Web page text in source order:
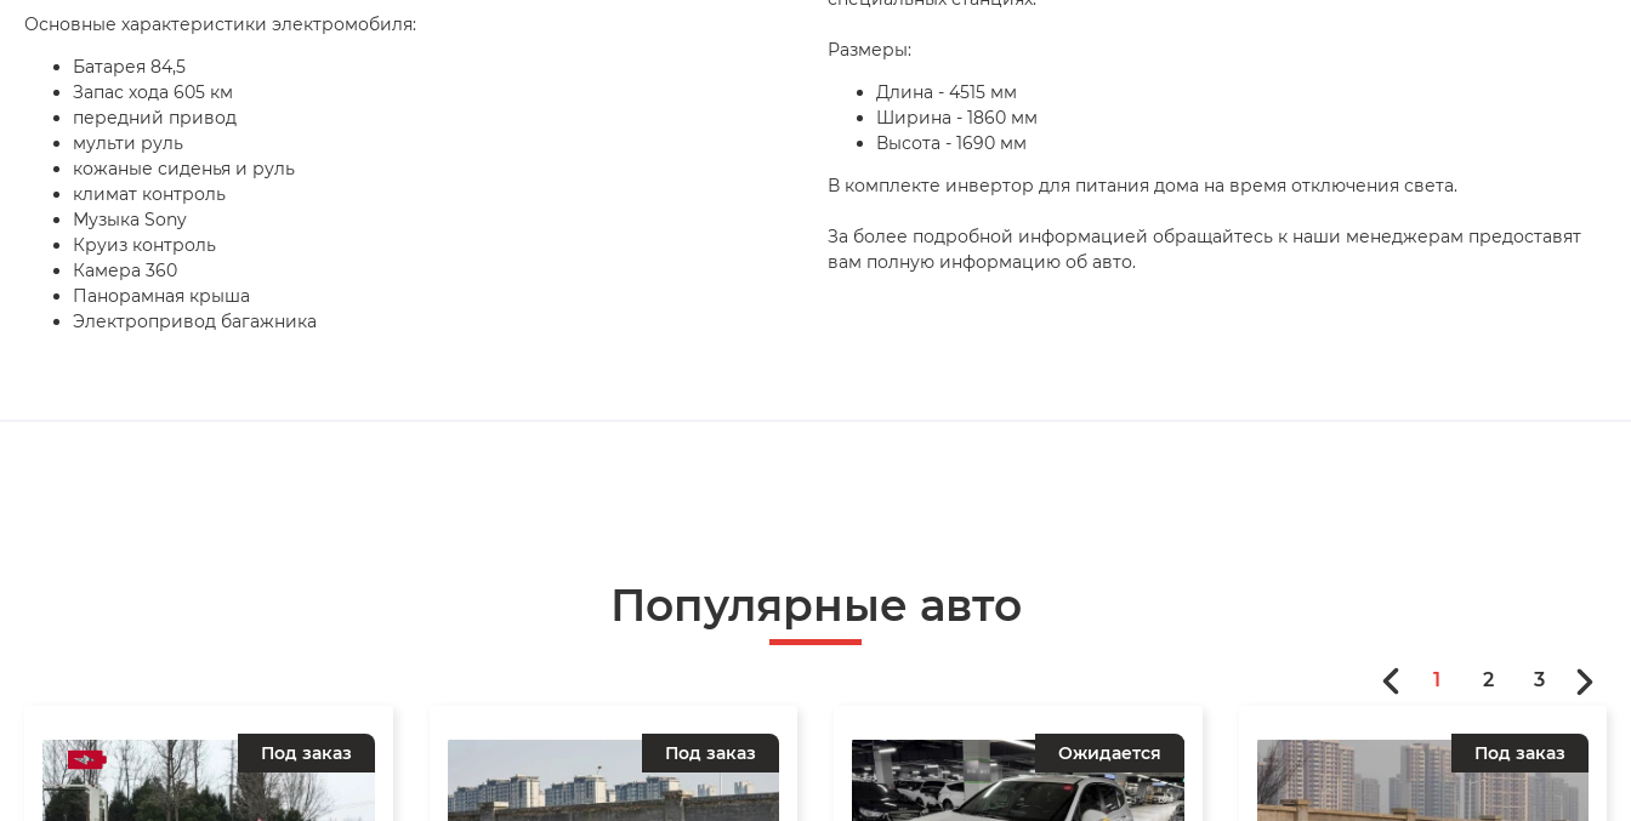
Основные характеристики электромобиля:
Батарея 84,5
Запас хода 605 км
передний привод
мульти руль
кожаные сиденья и руль
климат контроль
Музыка Sony
Круиз контроль
Камера 360
Панорамная крыша
Электропривод багажника
Размеры:
Длина - 4515 мм
Ширина - 1860 мм
Высота - 1690 мм
В комплекте инвертор для питания дома на время отключения света.
За более подробной информацией обращайтесь к наши менеджерам предоставят
вам полную информацию об авто.
Популярные авто
Под заказ Под заказ Ожидается Под заказ
1 2 3